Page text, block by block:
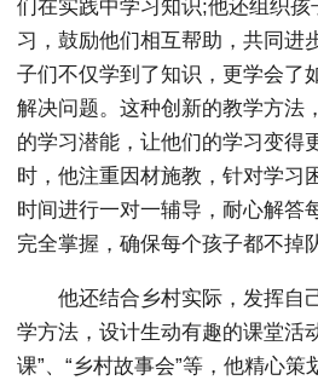
们在实践中学习知识;他还组织孩
习，鼓励他们相互帮助，共同进
子们不仅学到了知识，更学会了
解决问题。这种创新的教学方法
的学习潜能，让他们的学习变得
时，他注重因材施教，针对学习
时间进行一对一辅导，耐心解答
完全掌握，确保每个孩子都不掉
他还结合乡村实际，发挥自
学方法，设计生动有趣的课堂活
课”、“乡村故事会”等，他精心